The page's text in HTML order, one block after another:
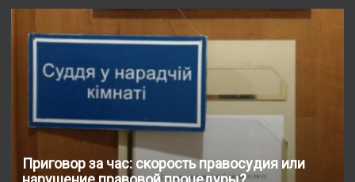
Приговор за час: скорость правосудия или